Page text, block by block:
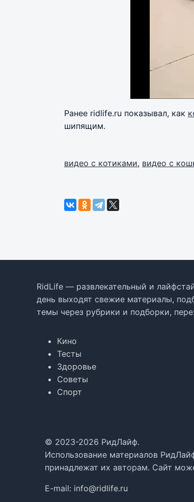
Ранее ridlife.ru показывал, как
шипящим.
видео с котиками, видео с
RidLife — развлекательный и
день выходят свежие материалы,
темы через рубрики и подборки,
Кино
Тесты
Здоровье
Советы
Спорт
© 2023-2026 РидЛайф.
Использование материалов
принадлежат их авторам. Сайт
E-mail: info@ridlife.ru